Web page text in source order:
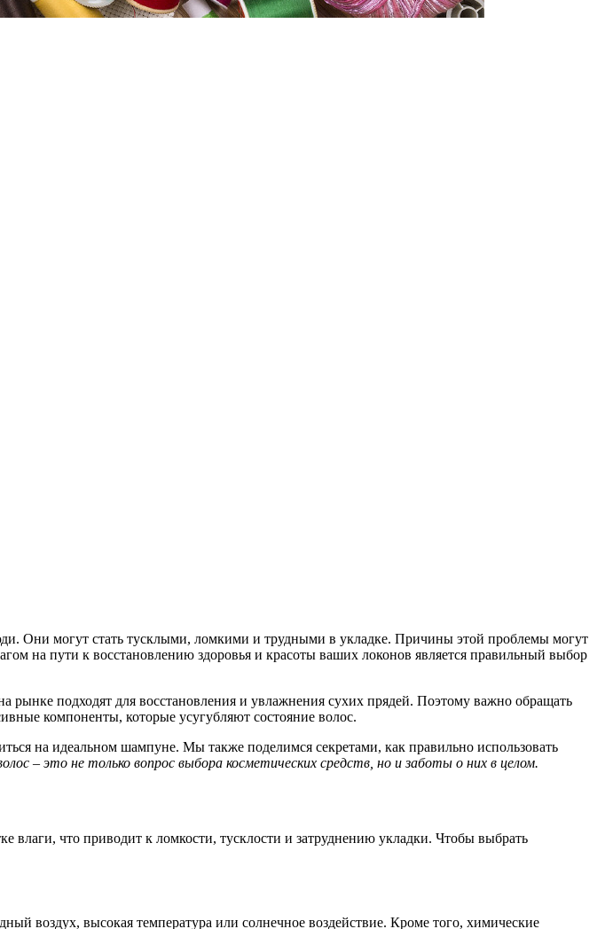
Они могут стать тусклыми, ломкими и трудными в укладке. Причины этой проблемы могут
на пути к восстановлению здоровья и красоты ваших локонов является правильный выбор
рынке подходят для восстановления и увлажнения сухих прядей. Поэтому важно обращать
компоненты, которые усугубляют состояние волос.
на идеальном шампуне. Мы также поделимся секретами, как правильно использовать
– это не только вопрос выбора косметических средств, но и заботы о них в целом.
влаги, что приводит к ломкости, тусклости и затруднению укладки. Чтобы выбрать
воздух, высокая температура или солнечное воздействие. Кроме того, химические